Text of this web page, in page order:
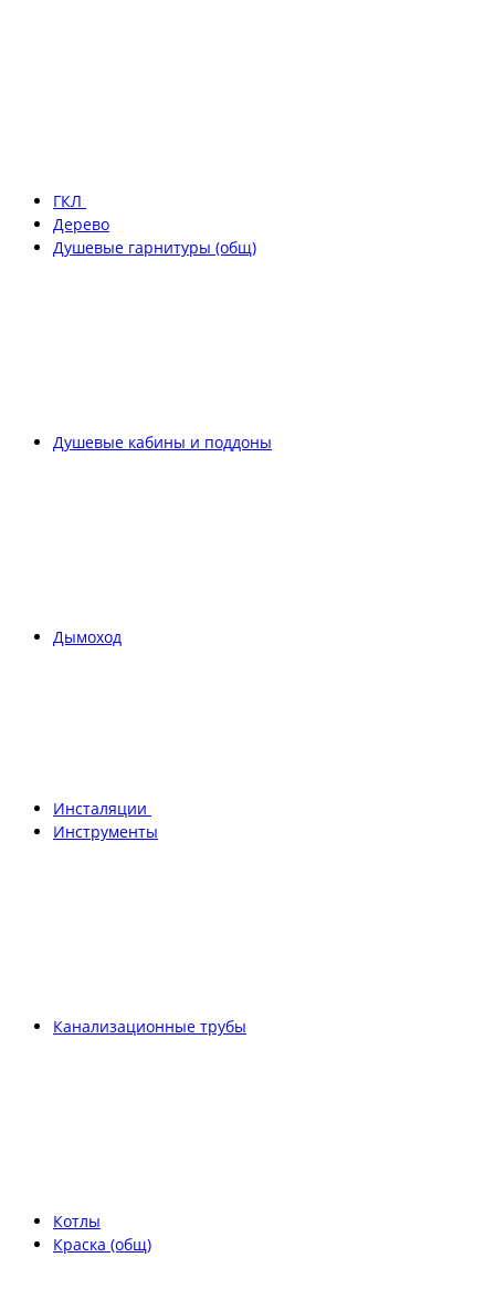
ГКЛ
Дерево
Душевые гарнитуры (общ)
Душевые кабины и поддоны
Дымоход
Инсталяции
Инструменты
Канализационные трубы
Котлы
Краска (общ)